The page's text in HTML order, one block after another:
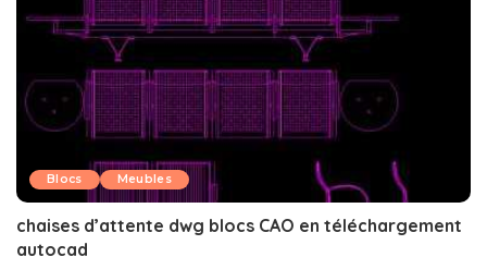
Blocs Meubles
chaises d’attente dwg blocs CAO en téléchargement
autocad